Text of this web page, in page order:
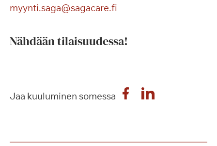
myynti.saga@sagacare.fi
Nähdään tilaisuudessa!
Jaa kuuluminen somessa